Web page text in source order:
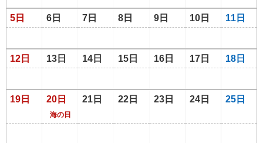
5日 6日 7日 8日 9日 10日 11日
12日 13日 14日 15日 16日 17日 18日
19日 20日
海の日
21日 22日 23日 24日 25日